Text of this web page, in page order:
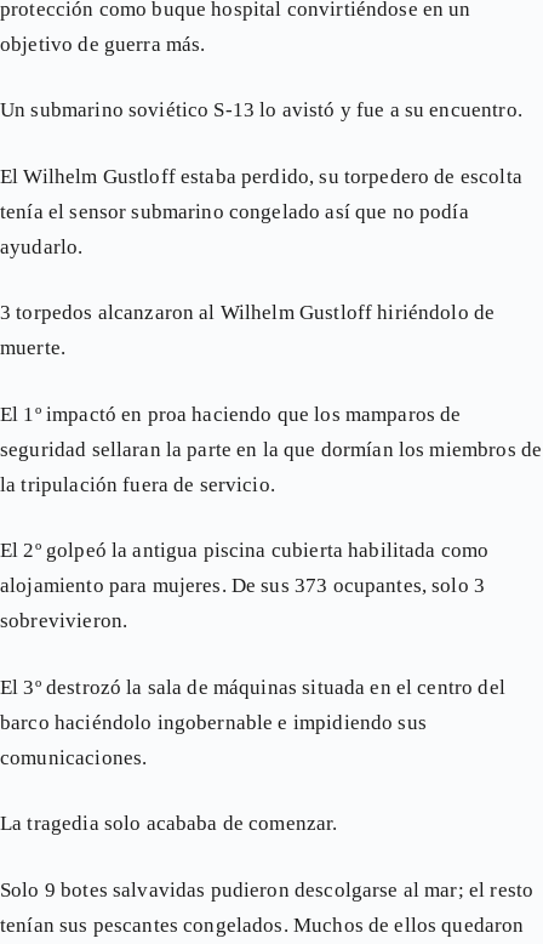
protección como buque hospital convirtiéndose en un
objetivo de guerra más.
Un submarino soviético S-13 lo avistó y fue a su encuentro.
El Wilhelm Gustloff estaba perdido, su torpedero de escolta
tenía el sensor submarino congelado así que no podía
ayudarlo.
3 torpedos alcanzaron al Wilhelm Gustloff hiriéndolo de
muerte.
El 1º impactó en proa haciendo que los mamparos de
seguridad sellaran la parte en la que dormían los miembros de
la tripulación fuera de servicio.
El 2º golpeó la antigua piscina cubierta habilitada como
alojamiento para mujeres. De sus 373 ocupantes, solo 3
sobrevivieron.
El 3º destrozó la sala de máquinas situada en el centro del
barco haciéndolo ingobernable e impidiendo sus
comunicaciones.
La tragedia solo acababa de comenzar.
Solo 9 botes salvavidas pudieron descolgarse al mar; el resto
tenían sus pescantes congelados. Muchos de ellos quedaron